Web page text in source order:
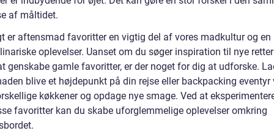
af måltidet.
er aftensmad favoritter en vigtig del af vores madkultur og en
oplevelser. Uanset om du søger inspiration til nye
genskabe gamle favoritter, er der noget for dig at udforske.
blive et højdepunkt på din rejse eller backpacking eventyr
køkkener og opdage nye smage. Ved at
favoritter kan du skabe uforglemmelige oplevelser omkring